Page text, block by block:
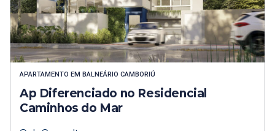
APARTAMENTO EM BALNEÁRIO CAMBORIÚ
Ap Diferenciado no Residencial
Caminhos do Mar